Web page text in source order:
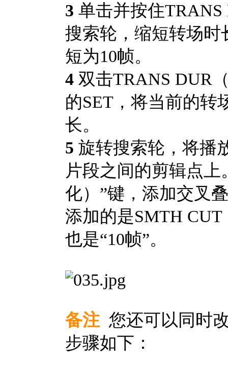
3 单击并按住
搜索轮，缩短转场时
短为10帧。
4 双击TRANS DUR
的SET，将当前的转
长。
5 旋转搜索轮，将播
片段之间的剪辑点
化）”键，添加交叉
添加的是SMTH
也是“10帧”。
备注 您还可以同时
步骤如下：